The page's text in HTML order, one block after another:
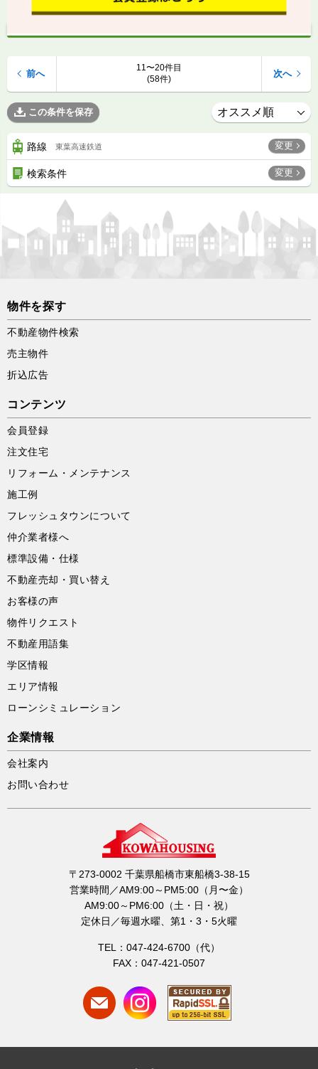
11〜20件目
(58件)
前へ 次へ
この条件を保存
路線 東葉高速鉄道 変更
検索条件 変更
物件を探す
不動産物件検索
売主物件
折込広告
コンテンツ
会員登録
注文住宅
リフォーム・メンテナンス
施工例
フレッシュタウンについて
仲介業者様へ
標準設備・仕様
不動産売却・買い替え
お客様の声
物件リクエスト
不動産用語集
学区情報
エリア情報
ローンシミュレーション
企業情報
会社案内
お問い合わせ
〒273-0002 千葉県船橋市東船橋3-38-15
営業時間／AM9:00～PM5:00（月〜金）
AM9:00～PM6:00（土・日・祝）
定休日／毎週水曜、第1・3・5火曜
TEL：047-424-6700（代）
FAX：047-421-0507